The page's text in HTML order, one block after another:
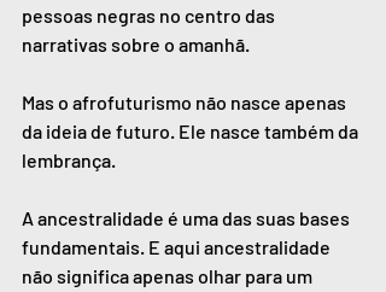
pessoas negras no centro das
narrativas sobre o amanhã.
Mas o afrofuturismo não nasce apenas
da ideia de futuro. Ele nasce também da
lembrança.
A ancestralidade é uma das suas bases
fundamentais. E aqui ancestralidade
não significa apenas olhar para um